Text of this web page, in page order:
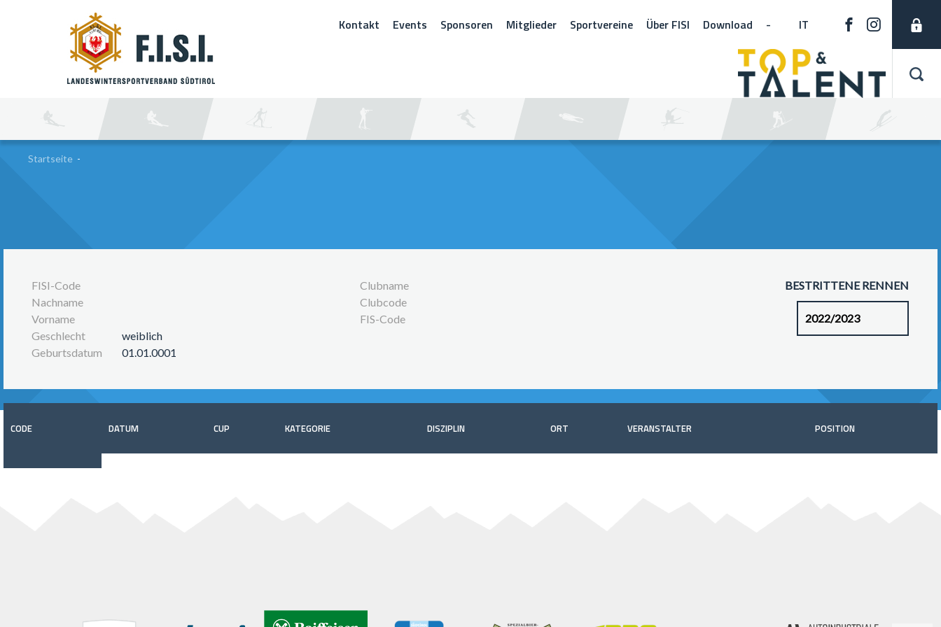
Kontakt Events Sponsoren Mitglieder Sportvereine Über FISI Download - IT
Startseite -
FISI-Code
Nachname
Vorname
Geschlecht
weiblich
Geburtsdatum
01.01.0001
Clubname
Clubcode
FIS-Code
BESTRITTENE RENNEN
CODE DATUM CUP KATEGORIE DISZIPLIN ORT VERANSTALTER POSITION